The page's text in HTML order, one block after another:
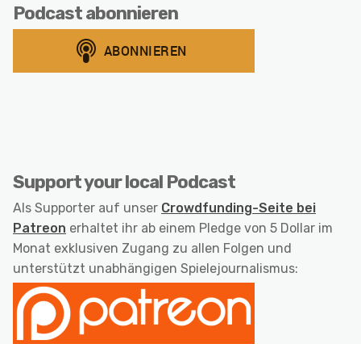
Podcast abonnieren
Support your local Podcast
Als Supporter auf unser Crowdfunding-Seite bei
Patreon erhaltet ihr ab einem Pledge von 5 Dollar im
Monat exklusiven Zugang zu allen Folgen und
unterstützt unabhängigen Spielejournalismus: